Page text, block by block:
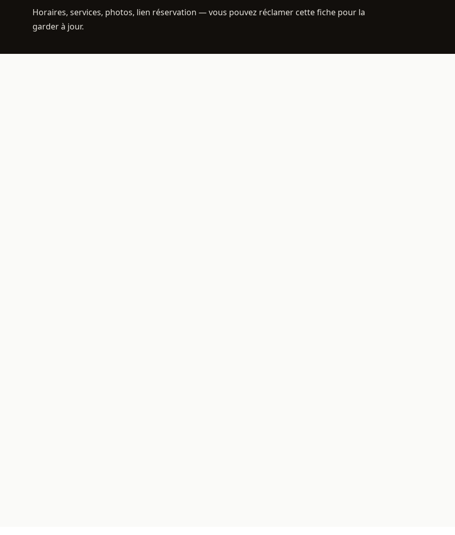
Horaires, services, photos, lien réservation — vous pouvez réclamer cette fiche pour la
garder à jour.